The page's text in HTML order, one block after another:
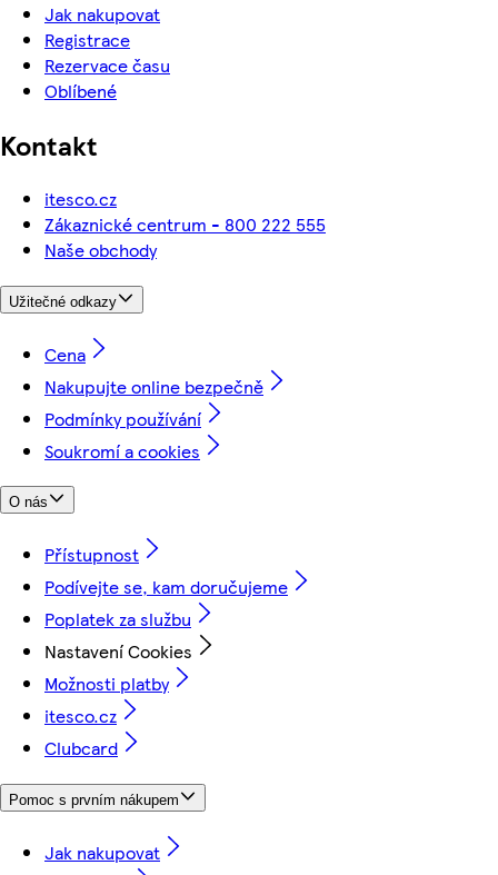
Jak nakupovat
Registrace
Rezervace času
Oblíbené
Kontakt
itesco.cz
Zákaznické centrum - 800 222 555
Naše obchody
Užitečné odkazy
Cena
Nakupujte online bezpečně
Podmínky používání
Soukromí a cookies
O nás
Přístupnost
Podívejte se, kam doručujeme
Poplatek za službu
Nastavení Cookies
Možnosti platby
itesco.cz
Clubcard
Pomoc s prvním nákupem
Jak nakupovat